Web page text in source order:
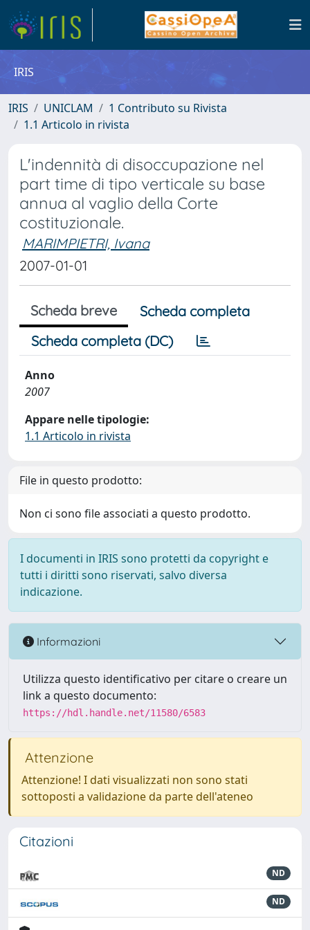
IRIS
IRIS UNICLAM
1 Contributo su Rivista
1.1 Articolo in rivista
L'indennità di disoccupazione nel
part time di tipo verticale su base
annua al vaglio della Corte
costituzionale.
MARIMPIETRI, Ivana
2007-01-01
Scheda breve
Scheda completa
Scheda completa (DC)
Anno
2007
Appare nelle tipologie:
1.1 Articolo in rivista
File in questo prodotto:
Non ci sono file associati a questo prodotto.
I documenti in IRIS sono protetti da copyright e
tutti i diritti sono riservati, salvo diversa
indicazione.
Informazioni
Utilizza questo identificativo per citare o creare un
link a questo documento:
https://hdl.handle.net/11580/6583
Attenzione
Attenzione! I dati visualizzati non sono stati
sottoposti a validazione da parte dell'ateneo
Citazioni
ND
ND